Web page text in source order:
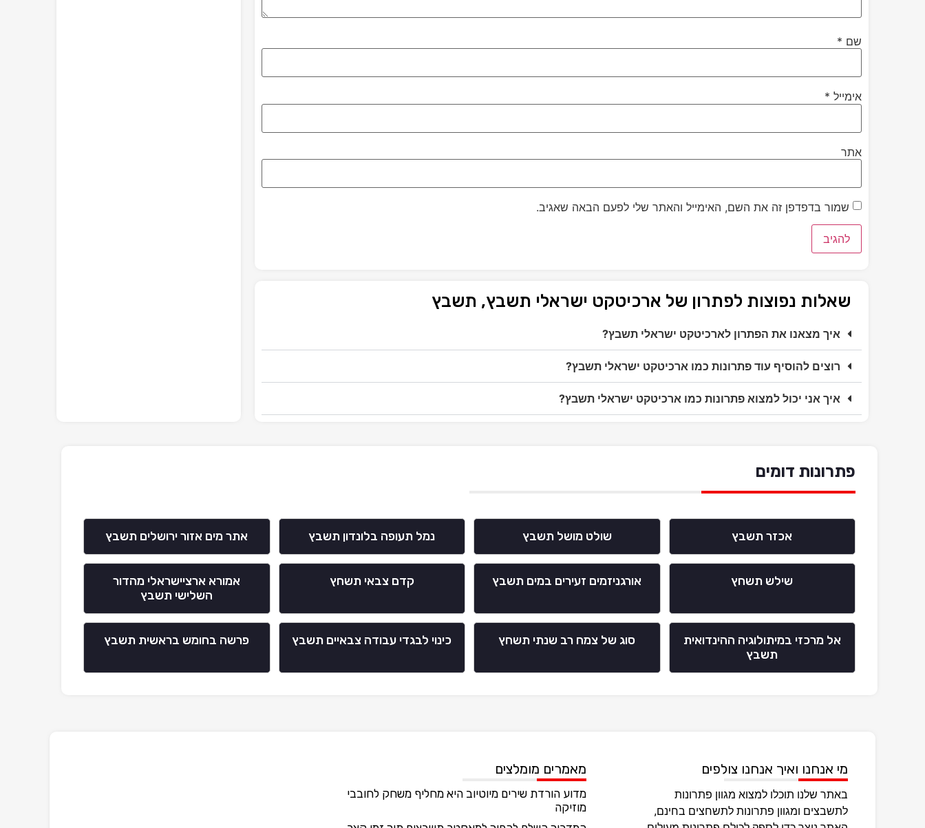
שם *
אימייל *
אתר
שמור בדפדפן זה את השם, האימייל והאתר שלי לפעם הבאה שאגיב.
שאלות נפוצות לפתרון של ארכיטקט ישראלי תשבץ, תשבץ
איך מצאנו את הפתרון לארכיטקט ישראלי תשבץ?
רוצים להוסיף עוד פתרונות כמו ארכיטקט ישראלי תשבץ?
איך אני יכול למצוא פתרונות כמו ארכיטקט ישראלי תשבץ?
פתרונות דומים
אכזר תשבץ שולט מושל תשבץ נמל תעופה בלונדון תשבץ אתר מים אזור ירושלים תשבץ
שילש תשחץ אורגניזמים זעירים במים תשבץ קדם צבאי תשחץ
אמורא ארציישראלי מהדור
השלישי תשבץ
אל מרכזי במיתולוגיה ההינדואית
תשבץ
סוג של צמח רב שנתי תשחץ כינוי לבגדי עבודה צבאיים תשבץ פרשה בחומש בראשית תשבץ
מי אנחנו ואיך אנחנו צולפים
באתר שלנו תוכלו למצוא מגוון פתרונות
לתשבצים ומגוון פתרונות לתשחצים בחינם,
מאמרים מומלצים
מדוע הורדת שירים מיוטיוב היא מחליף משחק לחובבי
מוזיקה